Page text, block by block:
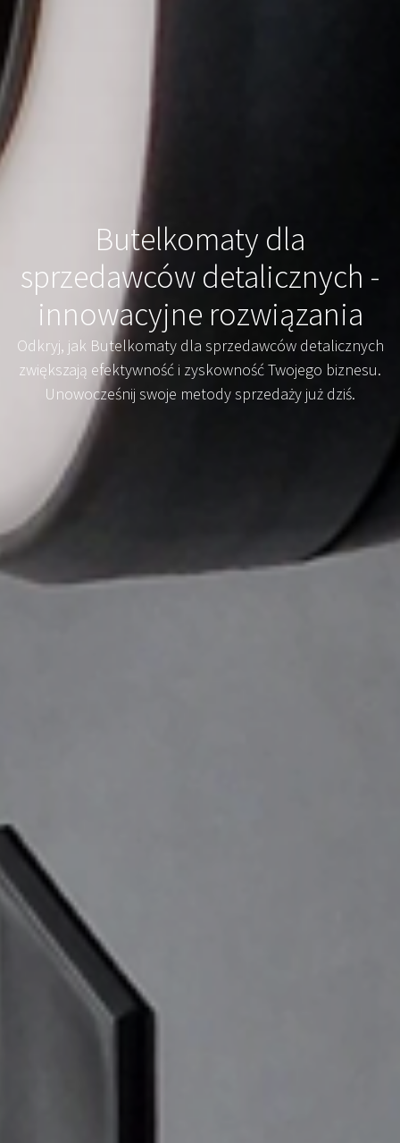
Butelkomaty dla
sprzedawców detalicznych -
innowacyjne rozwiązania
Odkryj, jak Butelkomaty dla sprzedawców detalicznych
zwiększają efektywność i zyskowność Twojego biznesu.
Unowocześnij swoje metody sprzedaży już dziś.